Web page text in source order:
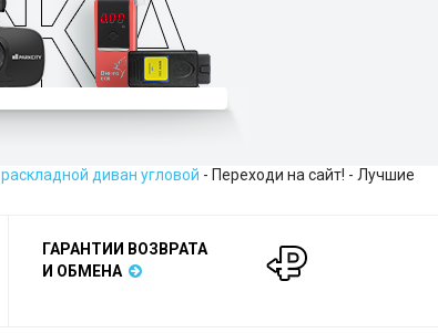
раскладной диван угловой - Переходи на сайт! - Лучшие
ГАРАНТИИ ВОЗВРАТА
И ОБМЕНА